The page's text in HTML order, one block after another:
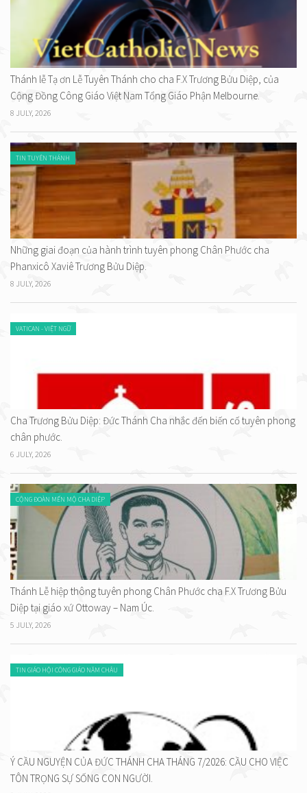
Thánh lễ Tạ ơn Lễ Tuyên Thánh cho cha F.X Trương Bửu Diệp, của
Cộng Đồng Công Giáo Việt Nam Tổng Giáo Phận Melbourne.
8 JULY, 2026
TIN TUYÊN THÁNH
Những giai đoạn của hành trình tuyên phong Chân Phước cha
Phanxicô Xaviê Trương Bửu Diệp.
8 JULY, 2026
VATICAN - VIỆT NGỮ
Cha Trương Bửu Diệp: Đức Thánh Cha nhắc đến biến cố tuyên phong
chân phước.
6 JULY, 2026
CỘNG ĐOÀN MẾN MỘ CHA DIỆP
Thánh Lễ hiệp thông tuyên phong Chân Phước cha F.X Trương Bửu
Diệp tại giáo xứ Ottoway – Nam Úc.
5 JULY, 2026
TIN GIÁO HỘI CÔNG GIÁO NĂM CHÂU
Ý CẦU NGUYỆN CỦA ĐỨC THÁNH CHA THÁNG 7/2026: CẦU CHO VIỆC
TÔN TRỌNG SỰ SỐNG CON NGƯỜI.